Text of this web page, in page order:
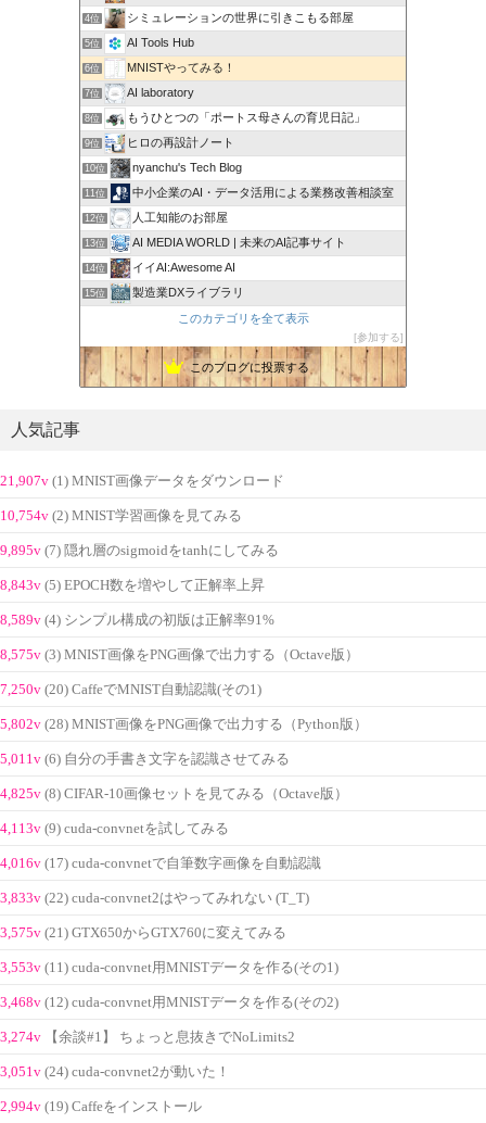
4位 シミュレーションの世界に引きこもる部屋
5位 AI Tools Hub
6位 MNISTやってみる！
7位 AI laboratory
8位 もうひとつの「ポートス母さんの育児日記」
9位 ヒロの再設計ノート
10位 nyanchu's Tech Blog
11位 中小企業のAI・データ活用による業務改善相談室
12位 人工知能のお部屋
13位 AI MEDIA WORLD | 未来のAI記事サイト
14位 イイAI:Awesome AI
15位 製造業DXライブラリ
このカテゴリを全て表示
参加する
このブログに投票する
人気記事
21,907v (1) MNIST画像データをダウンロード
10,754v (2) MNIST学習画像を見てみる
9,895v (7) 隠れ層のsigmoidをtanhにしてみる
8,843v (5) EPOCH数を増やして正解率上昇
8,589v (4) シンプル構成の初版は正解率91%
8,575v (3) MNIST画像をPNG画像で出力する（Octave版）
7,250v (20) CaffeでMNIST自動認識(その1)
5,802v (28) MNIST画像をPNG画像で出力する（Python版）
5,011v (6) 自分の手書き文字を認識させてみる
4,825v (8) CIFAR-10画像セットを見てみる（Octave版）
4,113v (9) cuda-convnetを試してみる
4,016v (17) cuda-convnetで自筆数字画像を自動認識
3,833v (22) cuda-convnet2はやってみれない (T_T)
3,575v (21) GTX650からGTX760に変えてみる
3,553v (11) cuda-convnet用MNISTデータを作る(その1)
3,468v (12) cuda-convnet用MNISTデータを作る(その2)
3,274v 【余談#1】 ちょっと息抜きでNoLimits2
3,051v (24) cuda-convnet2が動いた！
2,994v (19) Caffeをインストール